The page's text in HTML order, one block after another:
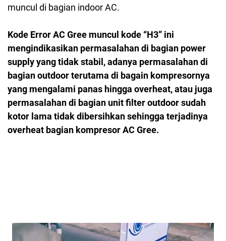
muncul di bagian indoor AC.
Kode Error AC Gree muncul kode “H3” ini
mengindikasikan permasalahan di bagian power
supply yang tidak stabil, adanya permasalahan di
bagian outdoor terutama di bagain kompresornya
yang mengalami panas hingga overheat, atau juga
permasalahan di bagian unit filter outdoor sudah
kotor lama tidak dibersihkan sehingga terjadinya
overheat bagian kompresor AC Gree.